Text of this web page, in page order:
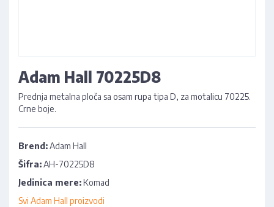
Adam Hall 70225D8
Prednja metalna ploča sa osam rupa tipa D, za motalicu 70225.
Crne boje.
Brend:Adam Hall
Šifra:AH-70225D8
Jedinica mere:Komad
Svi Adam Hall proizvodi